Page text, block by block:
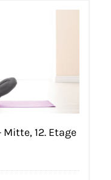
12. Etage